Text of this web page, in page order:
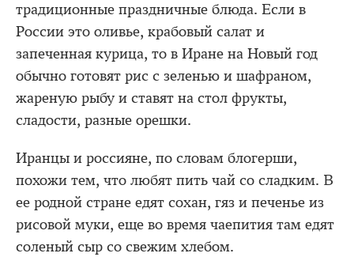
традиционные праздничные блюда. Если в
России это оливье, крабовый салат и
запеченная курица, то в Иране на Новый год
обычно готовят рис с зеленью и шафраном,
жареную рыбу и ставят на стол фрукты,
сладости, разные орешки.
Иранцы и россияне, по словам блогерши,
похожи тем, что любят пить чай со сладким. В
ее родной стране едят сохан, гяз и печенье из
рисовой муки, еще во время чаепития там едят
соленый сыр со свежим хлебом.